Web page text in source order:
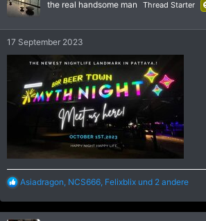
o
n
:
the real handsome man Thread Starter
17 September 2023
R
a
k
Asiadragon, NCS666, Felixblix und 2 andere